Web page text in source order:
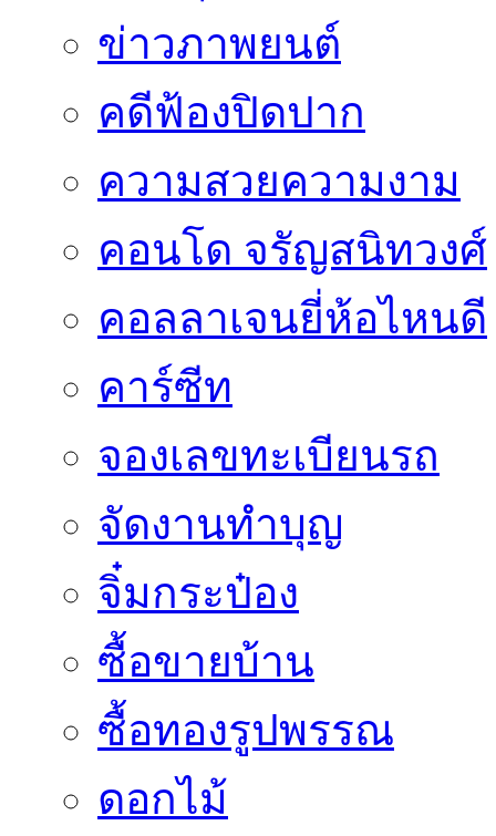
ข่าวภาพยนต์
คดีฟ้องปิดปาก
ความสวยความงาม
คอนโด จรัญสนิทวงศ์
คอลลาเจนยี่ห้อไหนดี
คาร์ซีท
จองเลขทะเบียนรถ
จัดงานทำบุญ
จิ๋มกระป๋อง
ซื้อขายบ้าน
ซื้อทองรูปพรรณ
ดอกไม้